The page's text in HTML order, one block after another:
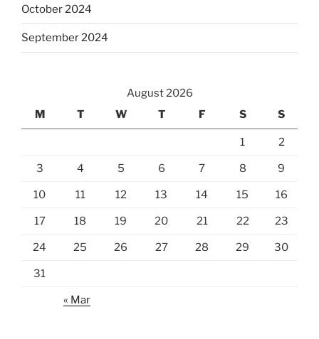
October 2024
September 2024
August 2026
M
T W T F S S
1 2
3 4 5 6 7 8 9
10 11 12 13 14 15 16
17 18 19 20 21 22 23
24 25 26 27 28 29 30
31
« Mar